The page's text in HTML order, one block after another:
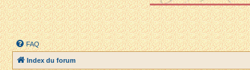
FAQ
Index du forum